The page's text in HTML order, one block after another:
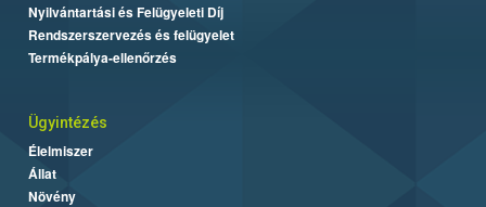
Nyilvántartási és Felügyeleti Díj
Rendszerszervezés és felügyelet
Termékpálya-ellenőrzés
Ügyintézés
Élelmiszer
Állat
Növény